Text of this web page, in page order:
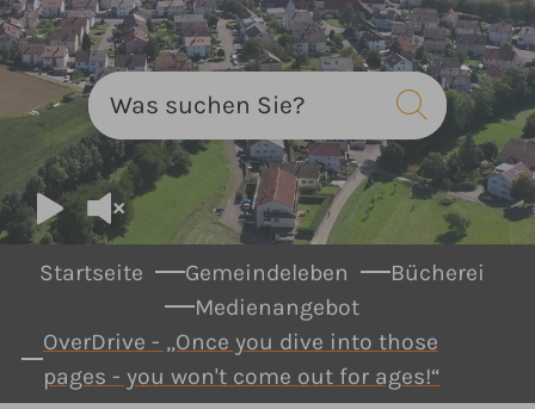
Startseite Gemeindeleben
Bücherei
Medienangebot
OverDrive - „Once you dive into those
pages - you won't come out for ages!“